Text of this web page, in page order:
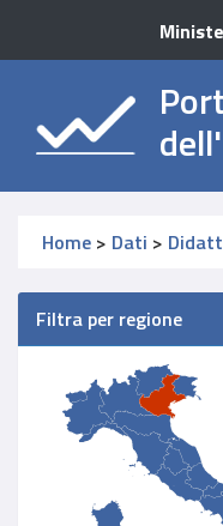
Home > Dati >
Filtra per regione